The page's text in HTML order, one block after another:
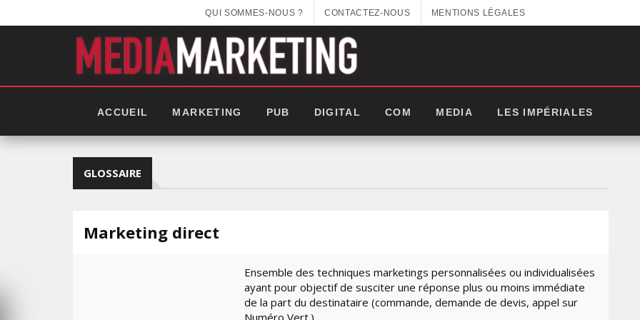
QUI SOMMES-NOUS ? CONTACTEZ-NOUS MENTIONS LÉGALES
ACCUEIL MARKETING PUB DIGITAL COM MEDIA LES IMPÉRIALES
GLOSSAIRE
Marketing direct
Ensemble des techniques marketings personnalisées ou individualisées
ayant pour objectif de susciter une réponse plus ou moins immédiate
de la part du destinataire (commande, demande de devis, appel sur
Numéro Vert.).
GITEX AFRICA : LES NOUVELLES